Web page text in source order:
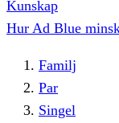
Kunskap
Hur Ad Blue
Familj
Par
Singel